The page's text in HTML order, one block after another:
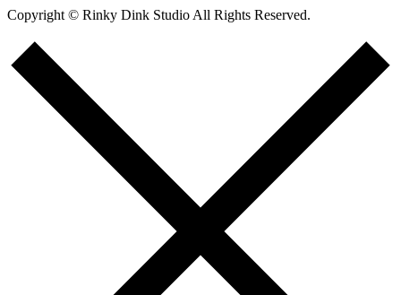
Copyright © Rinky Dink Studio All Rights Reserved.